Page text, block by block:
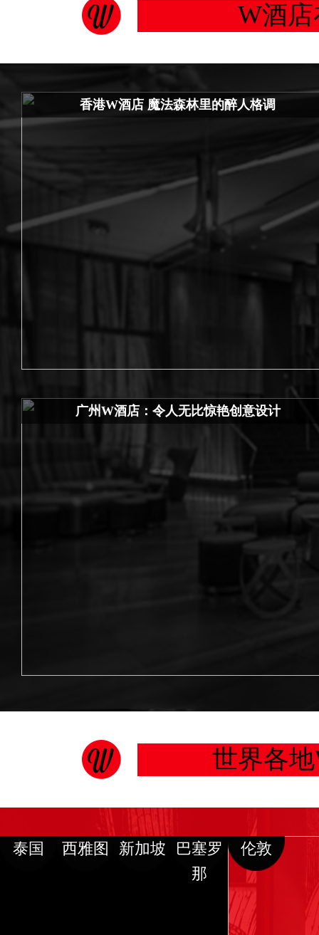
W酒
香港W酒店 魔法森林里的醉人格调
广州W酒店：令人无比惊艳创意设计
世界各
泰国 西雅图 新加坡
巴塞罗
那
伦敦